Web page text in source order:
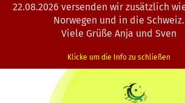
22.08.2026 versenden wir zusätzlich
Norwegen und in die Schweiz.
Viele Grüße Anja und Sven
Klicke um die Info zu schließen
Latitude 64° | Saint | Opto Moonshine
0203012 )